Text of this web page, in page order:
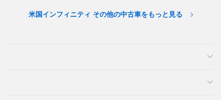
米国インフィニティ その他の中古車をもっと見る